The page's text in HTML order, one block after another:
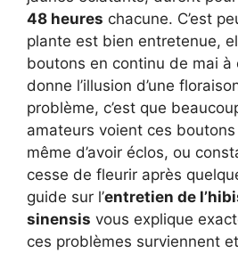
48 heures chacune. C’est
plante est bien entretenue,
boutons en continu de mai à
donne l’illusion d’une
problème, c’est que
amateurs voient ces
même d’avoir éclos, ou
cesse de fleurir après
guide sur l’entretien de
sinensis vous explique
ces problèmes surviennent